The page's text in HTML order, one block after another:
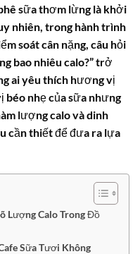
sữa thơm lừng là khởi
nhiên, trong hành trình
soát cân nặng, câu hỏi
bao nhiêu calo?” trở
ai yêu thích hương vị
béo nhẹ của sữa nhưng
lượng calo và dinh
cần thiết để đưa ra lựa
Lượng Calo Trong Đồ
Sữa Tươi Không